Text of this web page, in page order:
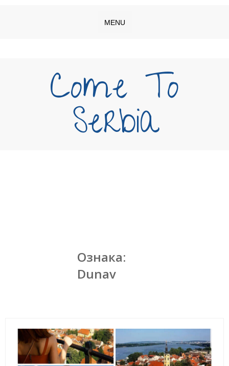
MENU
Come To
Serbia
Ознака:
Dunav